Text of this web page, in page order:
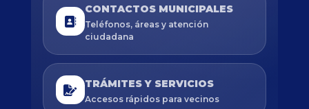
CONTACTOS MUNICIPALES
Teléfonos, áreas y atención
ciudadana
TRÁMITES Y SERVICIOS
Accesos rápidos para vecinos